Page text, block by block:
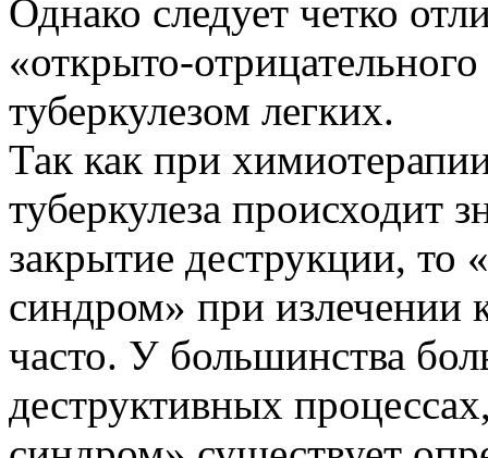
Однако следует четко
«открыто-
туберкулезом легких.
Так как при
туберкулеза происходит
закрытие деструкции, то
синдром» при излечении
часто. У большинства
деструктивных